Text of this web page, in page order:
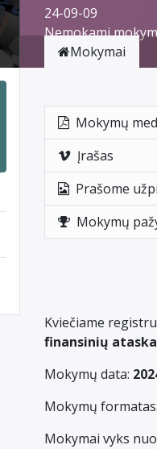
24-09-09
Nemokami
Mokymai
Mokymų
Įrašas
Prašome
Mokymų
Kviečiame
finansinių
Mokymų data:
Mokymų
Mokymai vyks